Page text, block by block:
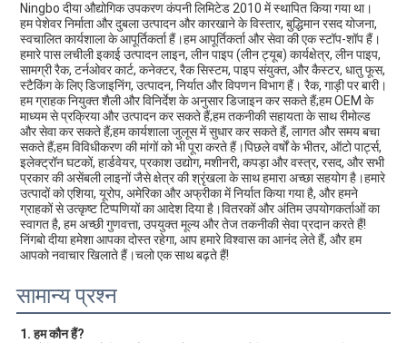
Ningbo दीया औद्योगिक उपकरण कंपनी लिमिटेड 2010 में स्थापित किया गया था।
हम पेशेवर निर्माता और दुबला उत्पादन और कारखाने के विस्तार, बुद्धिमान रसद योजना,
स्वचालित कार्यशाला के आपूर्तिकर्ता हैं।हम आपूर्तिकर्ता और सेवा की एक स्टॉप-शॉप हैं।
हमारे पास लचीली इकाई उत्पादन लाइन, लीन पाइप (लीन ट्यूब) कार्यक्षेत्र, लीन पाइप,
सामग्री रैक, टर्नओवर कार्ट, कनेक्टर, रैक सिस्टम, पाइप संयुक्त, और कैस्टर, धातु फूस,
स्टैकिंग के लिए डिजाइनिंग, उत्पादन, निर्यात और विपणन विभाग हैं। रैक, गाड़ी पर बारी।
हम ग्राहक नियुक्त शैली और विनिर्देश के अनुसार डिजाइन कर सकते हैं;हम OEM के
माध्यम से प्रक्रिया और उत्पादन कर सकते हैं;हम तकनीकी सहायता के साथ रीमोल्ड
और सेवा कर सकते हैं;हम कार्यशाला जुलूस में सुधार कर सकते हैं, लागत और समय बचा
सकते हैं;हम विविधीकरण की मांगों को भी पूरा करते हैं।पिछले वर्षों के भीतर, ऑटो पार्ट्स,
इलेक्ट्रॉन घटकों, हार्डवेयर, प्रकाश उद्योग, मशीनरी, कपड़ा और वस्त्र, रसद, और सभी
प्रकार की असेंबली लाइनों जैसे क्षेत्र की श्रृंखला के साथ हमारा अच्छा सहयोग है।हमारे
उत्पादों को एशिया, यूरोप, अमेरिका और अफ्रीका में निर्यात किया गया है, और हमने
ग्राहकों से उत्कृष्ट टिप्पणियों का आदेश दिया है।वितरकों और अंतिम उपयोगकर्ताओं का
स्वागत है, हम अच्छी गुणवत्ता, उपयुक्त मूल्य और तेज तकनीकी सेवा प्रदान करते हैं!
निंगबो दीया हमेशा आपका दोस्त रहेगा, आप हमारे विश्वास का आनंद लेते हैं, और हम
आपको नवाचार खिलाते हैं।चलो एक साथ बढ़ते हैं!
सामान्य प्रश्न
1. हम कौन हैं?